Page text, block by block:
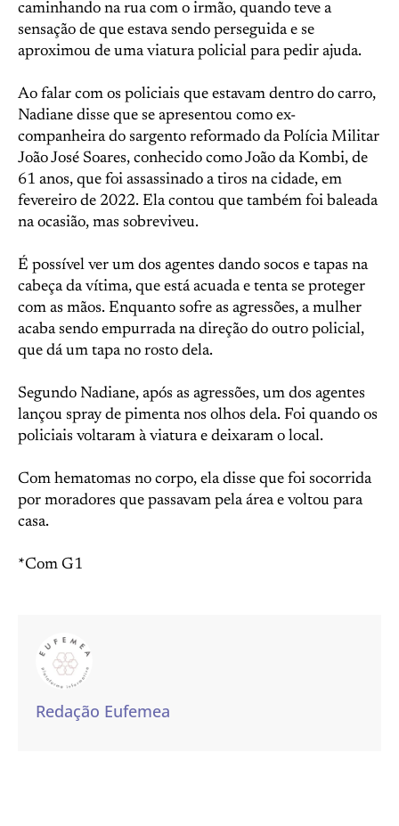
caminhando na rua com o irmão, quando teve a
sensação de que estava sendo perseguida e se
aproximou de uma viatura policial para pedir ajuda.
Ao falar com os policiais que estavam dentro do carro,
Nadiane disse que se apresentou como ex-
companheira do sargento reformado da Polícia Militar
João José Soares, conhecido como João da Kombi, de
61 anos, que foi assassinado a tiros na cidade, em
fevereiro de 2022. Ela contou que também foi baleada
na ocasião, mas sobreviveu.
É possível ver um dos agentes dando socos e tapas na
cabeça da vítima, que está acuada e tenta se proteger
com as mãos. Enquanto sofre as agressões, a mulher
acaba sendo empurrada na direção do outro policial,
que dá um tapa no rosto dela.
Segundo Nadiane, após as agressões, um dos agentes
lançou spray de pimenta nos olhos dela. Foi quando os
policiais voltaram à viatura e deixaram o local.
Com hematomas no corpo, ela disse que foi socorrida
por moradores que passavam pela área e voltou para
casa.
*Com G1
Redação Eufemea